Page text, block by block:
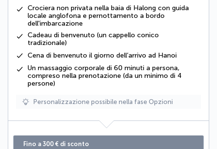
Crociera non privata nella baia di Halong con guida
locale anglofona e pernottamento a bordo
dell'imbarcazione
Cadeau di benvenuto (un cappello conico
tradizionale)
Cena di benvenuto il giorno dell’arrivo ad Hanoi
Un massaggio corporale di 60 minuti a persona,
compreso nella prenotazione (da un minimo di 4
persone)
Personalizzazione possibile nella fase Opzioni
Fino a 300 € di sconto